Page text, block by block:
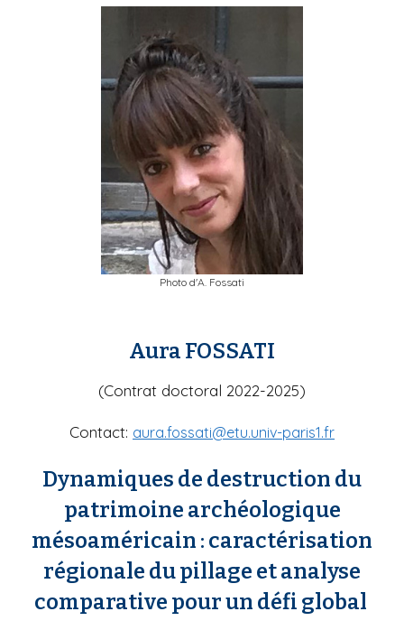
Photo d'A. Fossati
Aura FOSSATI
(Contrat doctoral 2022-2025)
Contact: aura.fossati@etu.univ-paris1.fr
Dynamiques de destruction du
patrimoine archéologique
mésoaméricain : caractérisation
régionale du pillage et analyse
comparative pour un défi global